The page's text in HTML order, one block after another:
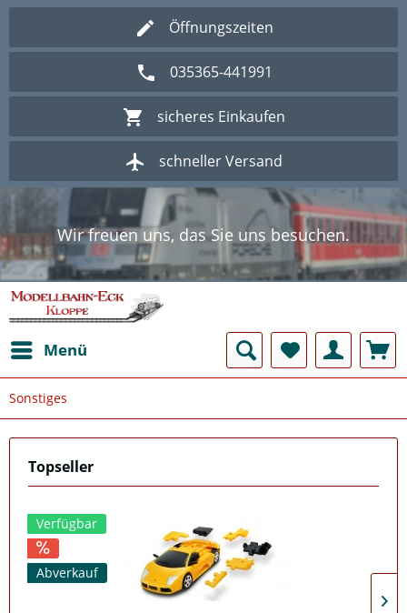
Öffnungszeiten
035365-441991
sicheres Einkaufen
schneller Versand
Wir freuen uns, das Sie uns besuchen.
Herzlich Willkommen im Onlineshop
Modellbahn - Eck Kloppe.
Wir freuen uns, das Sie uns besuchen.
Herzlich Willkommen im Onlineshop
Modellbahn - Eck Kloppe.
Menü
Sonstiges
Topseller
Verfügbar
Abverkauf